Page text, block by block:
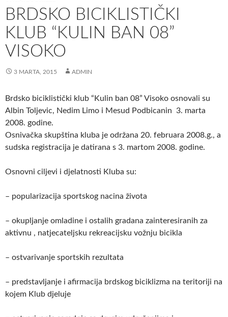
BRDSKO BICIKLISTIČKI
KLUB “KULIN BAN 08”
VISOKO
3 MARTA, 2015 ADMIN
Brdsko biciklistički klub “Kulin ban 08” Visoko osnovali su
Albin Toljevic, Nedim Limo i Mesud Podbicanin 3. marta
2008. godine.
Osnivačka skupština kluba je održana 20. februara 2008.g., a
sudska registracija je datirana s 3. martom 2008. godine.
Osnovni ciljevi i djelatnosti Kluba su:
– popularizacija sportskog nacina života
– okupljanje omladine i ostalih gradana zainteresiranih za
aktivnu , natjecateljsku rekreacijsku vožnju bicikla
– ostvarivanje sportskih rezultata
– predstavljanje i afirmacija brdskog biciklizma na teritoriji na
kojem Klub djeluje